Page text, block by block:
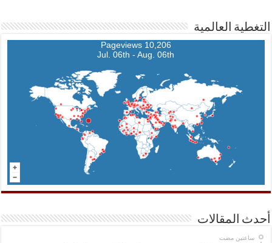
التغطية العالمية
10,206 Pageviews
Jul. 06th - Aug. 06th
أحدث المقالات
‏ساعتين مضت